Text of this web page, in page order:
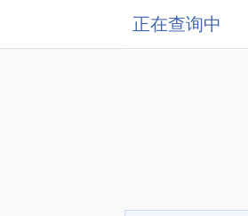
正在查询中